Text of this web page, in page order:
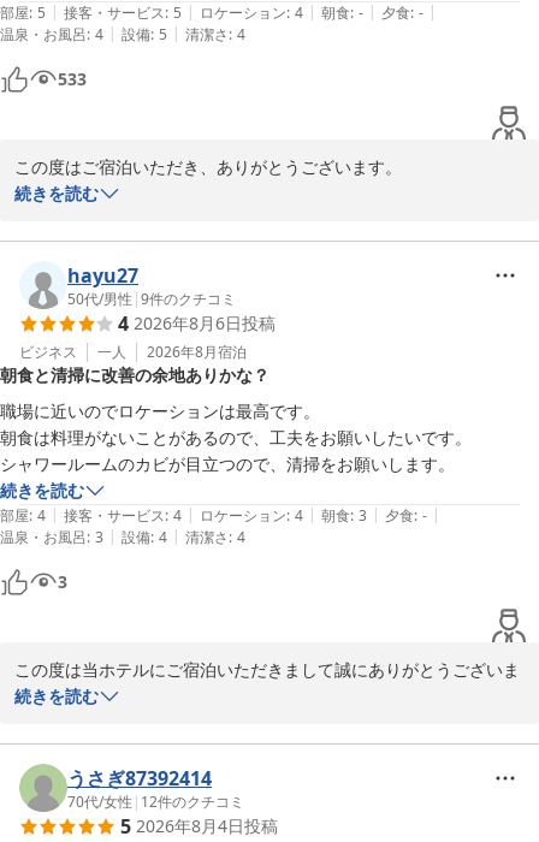
スマイルホテル札幌すすきの南
スマイルホテル札幌すすきの南
鏡も用意されてあって、自然光が入る部屋だったので朝のメイクの際は
助かりました
洗面所にもゴミ箱があればもっと過ごしやすいなとは思いましたが、と
てもお安く快適な空間で宿泊できました。ありがとうございました。
部屋: 5 | 接客・サービス: 5 | ロケーション: 4 | 朝食: - | 夕食: - |
温泉・お風呂: 4 | 設備: 5 | 清潔さ: 4
533
この度はご宿泊いただき、ありがとうございます。
思います。特にシャワーの水圧や自然光が差し込む環境が良かった
とのこと、スタッフ一同、大変喜んでおります。
ご指摘いただいた洗面所のゴミ箱については、今後の改善点として
検討させていただきます。
貴重なご意見をありがとうございます。
快適にお過ごしいただけたようで何よりです。またのご利用を心よ
りお待ちしております。
スマイルホテル札幌すすきの南
スマイルホテル札幌すすきの南
2026-05-04
続きを読む
hayu27
50代/男性 |9件のクチコミ
4 2026年8月6日投稿
ビジネス 一人 2026年8月宿泊
朝食と清掃に改善の余地ありかな？
職場に近いのでロケーションは最高です。
朝食は料理がないことがあるので、工夫をお願いしたいです。
シャワールームのカビが目立つので、清掃をお願いします。
続きを読む
部屋: 4 | 接客・サービス: 4 | ロケーション: 4 | 朝食: 3 | 夕食: - |
温泉・お風呂: 3 | 設備: 4 | 清潔さ: 4
3
この度は当ホテルにご宿泊いただきまして誠にありがとうございま
す。
立地につきまして「最高」とのお言葉をいただき、大変嬉しく存じ
ます。
一方で、朝食の料理の補充やシャワールームの清掃につきまして、
続きを読む
うさぎ87392414
70代/女性 | 12件のクチコミ
5 2026年8月4日投稿